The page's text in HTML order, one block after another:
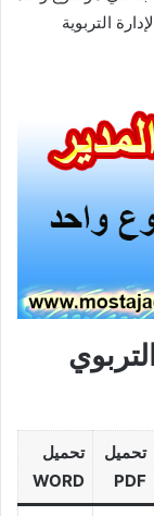
التربوية
تحميل
PDF
تحميل
WORD